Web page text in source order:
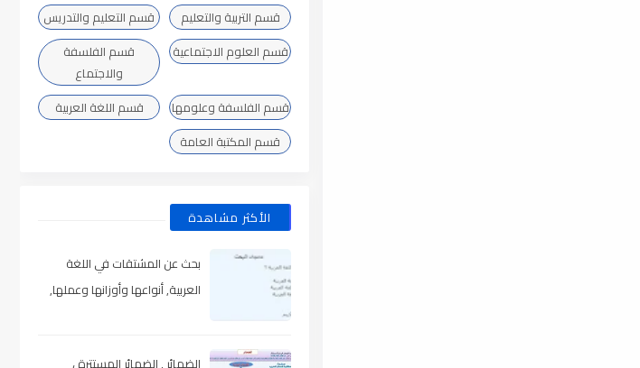
قسم التربية والتعليم
قسم التعليم والتدريس
قسم العلوم الاجتماعية
قسم الفلسفة
والاجتماع
قسم الفلسفة وعلومها
قسم اللغة العربية
قسم المكتبة العامة
الأكثر مشاهدة
بحث عن المشتقات في اللغة
العربية, أنواعها وأوزانها وعملها,
الضمائر , الضمائر المستترة ،